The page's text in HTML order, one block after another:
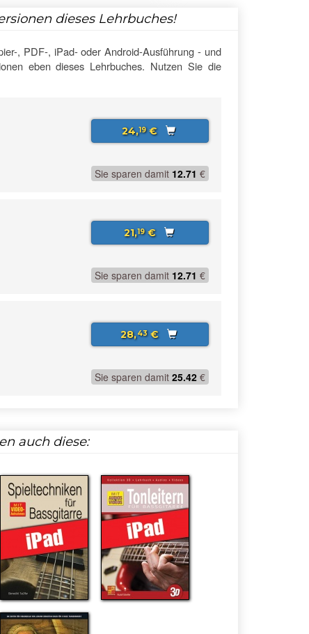
dieses Lehrbuches!
, PDF-, iPad- oder Android-Ausführung - und
eben dieses Lehrbuches. Nutzen Sie die
24,19€
Sie sparen damit 12.71 €
21,19€
Sie sparen damit 12.71 €
28,43€
Sie sparen damit 25.42 €
auch diese: